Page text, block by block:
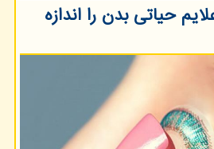
حیاتی بدن را اندازه